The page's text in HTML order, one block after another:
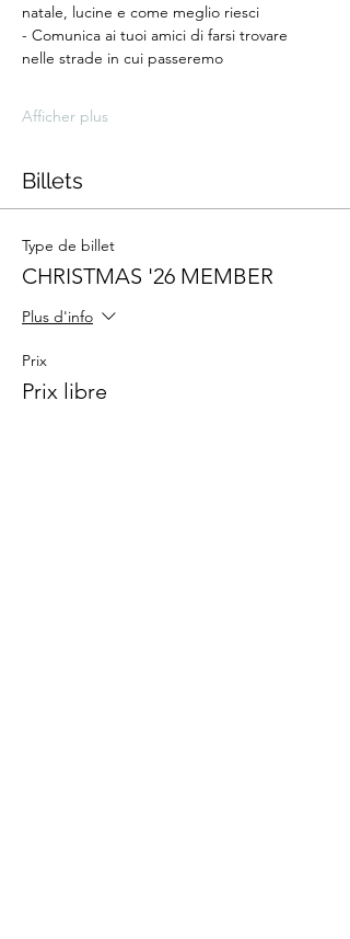
natale, lucine e come meglio riesci
- Comunica ai tuoi amici di farsi trovare
nelle strade in cui passeremo
Afficher plus
Billets
Type de billet
CHRISTMAS '26 MEMBER
Plus d'info
Prix
Prix libre